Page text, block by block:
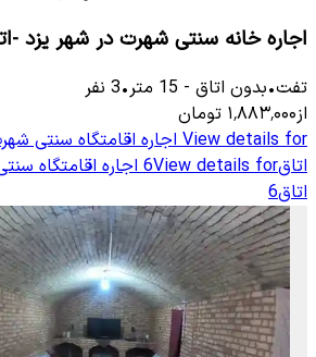
اجاره خانه سنتی شهرت در شهر یزد -
تفت•بدون اتاق -
15 متر•
3 نفر
از۱٬۸۸۳٬۰۰۰ تومان
View details for اجاره اقامتگاه سنتی
اتاق6View details for اجاره اقامتگاه
اتاق6